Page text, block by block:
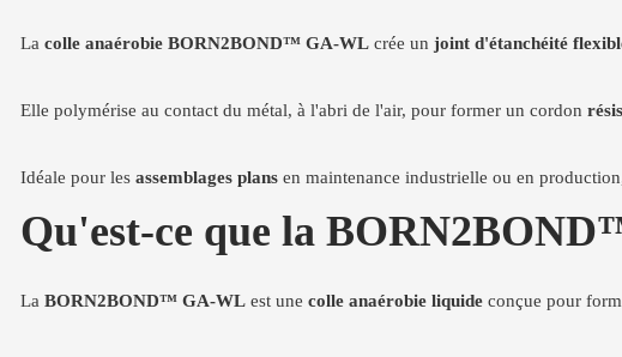
La colle anaérobie BORN2BOND™ GA-WL crée un joint d'étanchéité
Elle polymérise au contact du métal, à l'abri de l'air, pour former un cordon
Idéale pour les assemblages plans en maintenance industrielle ou en
Qu'est-ce que la
La BORN2BOND™ GA-WL est une colle anaérobie liquide conçue pour